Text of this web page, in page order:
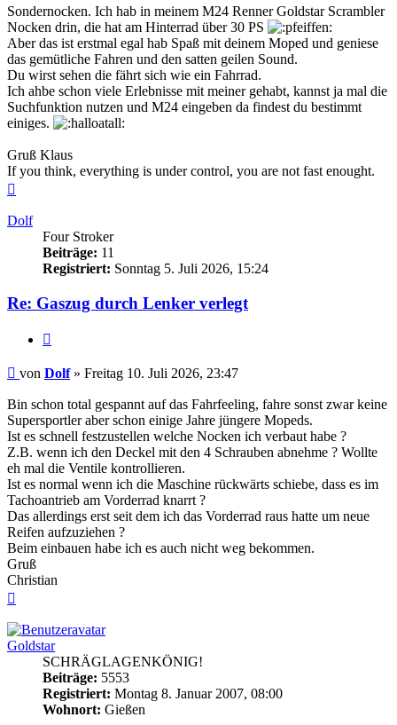
Sondernocken. Ich hab in meinem M24 Renner Goldstar Scrambler
Nocken drin, die hat am Hinterrad über 30 PS
Aber das ist erstmal egal hab Spaß mit deinem Moped und geniese
das gemütliche Fahren und den satten geilen Sound.
Du wirst sehen die fährt sich wie ein Fahrrad.
Ich ahbe schon viele Erlebnisse mit meiner gehabt, kannst ja mal die
Suchfunktion nutzen und M24 eingeben da findest du bestimmt
einiges.
Gruß Klaus
If you think, everything is under control, you are not fast enought.
Dolf
Four Stroker
Beiträge: 11
Registriert: Sonntag 5. Juli 2026, 15:24
Re: Gaszug durch Lenker verlegt
Beitrag
von Dolf» Freitag 10. Juli 2026, 23:47
Bin schon total gespannt auf das Fahrfeeling, fahre sonst zwar keine
Supersportler aber schon einige Jahre jüngere Mopeds.
Ist es schnell festzustellen welche Nocken ich verbaut habe ?
Z.B. wenn ich den Deckel mit den 4 Schrauben abnehme ? Wollte
eh mal die Ventile kontrollieren.
Ist es normal wenn ich die Maschine rückwärts schiebe, dass es im
Tachoantrieb am Vorderrad knarrt ?
Das allerdings erst seit dem ich das Vorderrad raus hatte um neue
Reifen aufzuziehen ?
Beim einbauen habe ich es auch nicht weg bekommen.
Gruß
Christian
Goldstar
SCHRÄGLAGENKÖNIG!
Beiträge: 5553
Registriert: Montag 8. Januar 2007, 08:00
Wohnort: Gießen